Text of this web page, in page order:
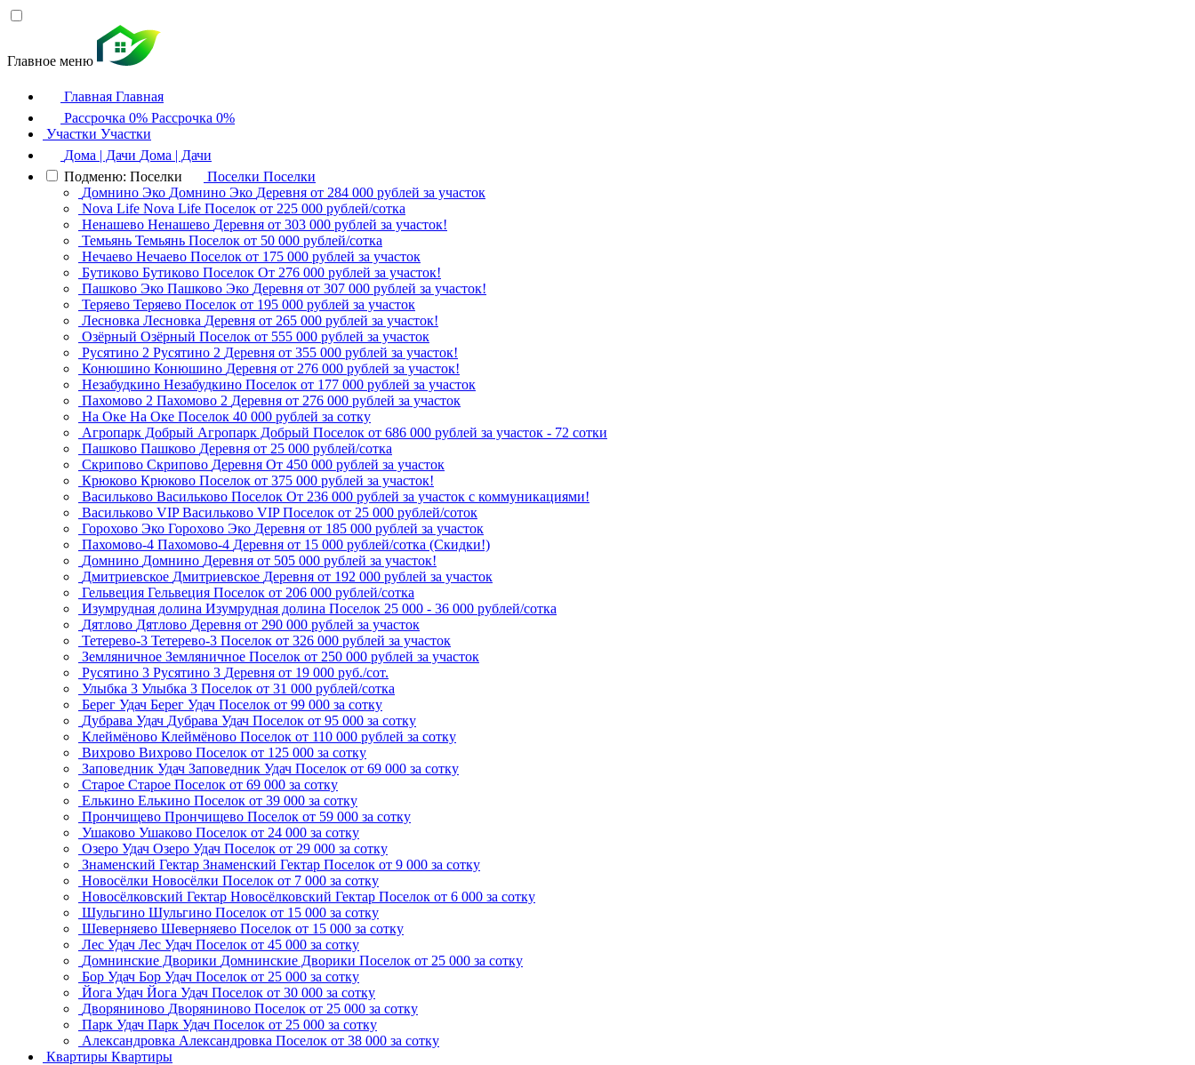
Главное меню
Главная Главная
Рассрочка 0% Рассрочка 0%
Участки Участки
Дома | Дачи Дома | Дачи
Подменю: Поселки
Поселки Поселки
Домнино Эко Домнино Эко Деревня от 284 000 рублей за участок
Nova Life Nova Life Поселок от 225 000 рублей/сотка
Ненашево Ненашево Деревня от 303 000 рублей за участок!
Темьянь Темьянь Поселок от 50 000 рублей/сотка
Нечаево Нечаево Поселок от 175 000 рублей за участок
Бутиково Бутиково Поселок От 276 000 рублей за участок!
Пашково Эко Пашково Эко Деревня от 307 000 рублей за участок!
Теряево Теряево Поселок от 195 000 рублей за участок
Лесновка Лесновка Деревня от 265 000 рублей за участок!
Озёрный Озёрный Поселок от 555 000 рублей за участок
Русятино 2 Русятино 2 Деревня от 355 000 рублей за участок!
Конюшино Конюшино Деревня от 276 000 рублей за участок!
Незабудкино Незабудкино Поселок от 177 000 рублей за участок
Пахомово 2 Пахомово 2 Деревня от 276 000 рублей за участок
На Оке На Оке Поселок 40 000 рублей за сотку
Агропарк Добрый Агропарк Добрый Поселок от 686 000 рублей за участок - 72 сотки
Пашково Пашково Деревня от 25 000 рублей/сотка
Скрипово Скрипово Деревня От 450 000 рублей за участок
Крюково Крюково Поселок от 375 000 рублей за участок!
Васильково Васильково Поселок От 236 000 рублей за участок с коммуникациями!
Васильково VIP Васильково VIP Поселок от 25 000 рублей/соток
Горохово Эко Горохово Эко Деревня от 185 000 рублей за участок
Пахомово-4 Пахомово-4 Деревня от 15 000 рублей/сотка (Скидки!)
Домнино Домнино Деревня от 505 000 рублей за участок!
Дмитриевское Дмитриевское Деревня от 192 000 рублей за участок
Гельвеция Гельвеция Поселок от 206 000 рублей/сотка
Изумрудная долина Изумрудная долина Поселок 25 000 - 36 000 рублей/сотка
Дятлово Дятлово Деревня от 290 000 рублей за участок
Тетерево-3 Тетерево-3 Поселок от 326 000 рублей за участок
Земляничное Земляничное Поселок от 250 000 рублей за участок
Русятино 3 Русятино 3 Деревня от 19 000 руб./сот.
Улыбка 3 Улыбка 3 Поселок от 31 000 рублей/сотка
Берег Удач Берег Удач Поселок от 99 000 за сотку
Дубрава Удач Дубрава Удач Поселок от 95 000 за сотку
Клеймёново Клеймёново Поселок от 110 000 рублей за сотку
Вихрово Вихрово Поселок от 125 000 за сотку
Заповедник Удач Заповедник Удач Поселок от 69 000 за сотку
Старое Старое Поселок от 69 000 за сотку
Елькино Елькино Поселок от 39 000 за сотку
Прончищево Прончищево Поселок от 59 000 за сотку
Ушаково Ушаково Поселок от 24 000 за сотку
Озеро Удач Озеро Удач Поселок от 29 000 за сотку
Знаменский Гектар Знаменский Гектар Поселок от 9 000 за сотку
Новосёлки Новосёлки Поселок от 7 000 за сотку
Новосёлковский Гектар Новосёлковский Гектар Поселок от 6 000 за сотку
Шульгино Шульгино Поселок от 15 000 за сотку
Шеверняево Шеверняево Поселок от 15 000 за сотку
Лес Удач Лес Удач Поселок от 45 000 за сотку
Домнинские Дворики Домнинские Дворики Поселок от 25 000 за сотку
Бор Удач Бор Удач Поселок от 25 000 за сотку
Йога Удач Йога Удач Поселок от 30 000 за сотку
Дворяниново Дворяниново Поселок от 25 000 за сотку
Парк Удач Парк Удач Поселок от 25 000 за сотку
Александровка Александровка Поселок от 38 000 за сотку
Квартиры Квартиры